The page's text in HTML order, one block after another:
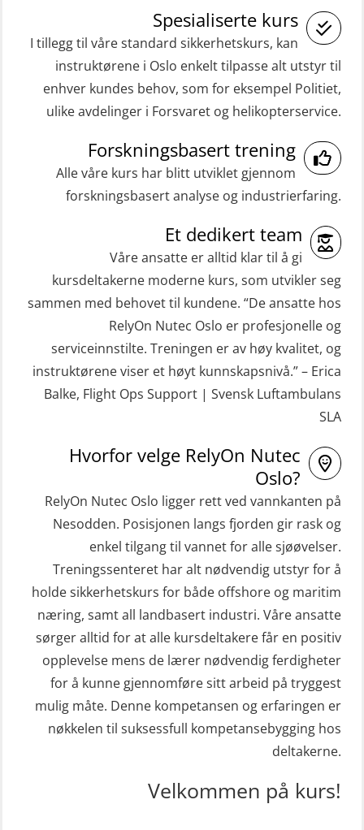
(Blended with Adaptive e-learning
practical) (RBSBLE026)
GWO: BST Refresher – Onshore
(Blended: e-learning practical)
(RBSBLE009)
Gass kurs H2S (OSP105)
Grunnleggende sikkerhetskurs –
Repetisjon (Norsk) for
beredskapspersonell med E-læring
(OBSBLE044)
HLO/MOB/Søk- og Redningslag
kombinasjon – repetisjon (OSC1162)
HLO/Søk & Redningslag kombinasjon
– repetisjon (OSC1161)
Helikopterevakuering inkl.
Helikopterevakuering med HABD,
inkl. Brannslukking og Førstehjelp-
sivile mannskaper (FSC119)
Helikopterevakuering med HABD,
inkl. brannslukning (FSC121)
Hjertestarter brukerkurs (OFA107)
Kombi Søk og Redningslag og HLO
repetisjonskurs med e-læring
(ABSBLE010)
Kondisjonstest (OSC151)
Ledertrening i beredskap og
krisehåndtering for plattformsjefer
Livbåtfører FF1200 repetisjon
inkl. brannslukning (FSC121)
Medisinsk behandling 40 t (MFA104)
Medisinsk førstehjelp 8 t (MFA108)
Oppdatering medisinsk behandling 8
t (MFA107)
ROC sertifikat grunnleggende
(GMDSS) (ORC102)
ROC sertifikat repetisjon (GMDSS)
(ORC103)
STCW Grunnkurs Redningsfarkoster
(MBSBLE022)
STCW Hurtiggående mann over bord
båt (HMOB) (MSE100)
STCW Hurtiggående mann over bord
båt (HMOB) oppdatering (MSE1001)
STCW Livbåtfører redningsfarkoster
32 t (MSE1031)
STCW Mann-Over-Bord
(hurtiggående) 32 t m/mørkekjøring
(MSE112)
STCW Redningsfarkost oppdatering
sliskebåt (MSE116)
STCW Sikkerhetsopplæring for
sjøfolk på mindre skip med eLearning
(MBSBLE003)
STCW oppdatering Livbåtfører
redningsfarkoster 8 t – konvensjonell
STCW oppdatering Mann-Over-Bord
Spesialiserte kurs
I tillegg til våre standard sikkerhetskurs, kan
instruktørene i Oslo enkelt tilpasse alt utstyr til
enhver kundes behov, som for eksempel Politiet,
ulike avdelinger i Forsvaret og helikopterservice.
Forskningsbasert trening
Alle våre kurs har blitt utviklet gjennom
forskningsbasert analyse og industrierfaring.
Et dedikert team
Våre ansatte er alltid klar til å gi
kursdeltakerne moderne kurs, som utvikler seg
sammen med behovet til kundene. “De ansatte hos
RelyOn Nutec Oslo er profesjonelle og
serviceinnstilte. Treningen er av høy kvalitet, og
instruktørene viser et høyt kunnskapsnivå.” – Erica
Balke, Flight Ops Support | Svensk Luftambulans
SLA
Hvorfor velge RelyOn Nutec
Oslo?
RelyOn Nutec Oslo ligger rett ved vannkanten på
Nesodden. Posisjonen langs fjorden gir rask og
enkel tilgang til vannet for alle sjøøvelser.
Treningssenteret har alt nødvendig utstyr for å
holde sikkerhetskurs for både offshore og maritim
næring, samt all landbasert industri. Våre ansatte
sørger alltid for at alle kursdeltakere får en positiv
opplevelse mens de lærer nødvendig ferdigheter
for å kunne gjennomføre sitt arbeid på tryggest
mulig måte. Denne kompetansen og erfaringen er
nøkkelen til suksessfull kompetansebygging hos
deltakerne.
Velkommen på kurs!